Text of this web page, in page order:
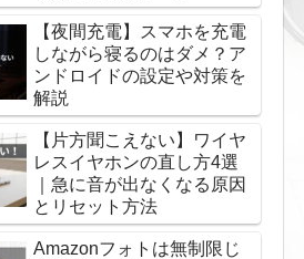
【夜間充電】スマホを充電
しながら寝るのはダメ？ア
ンドロイドの設定や対策を
解説
【片方聞こえない】ワイヤ
レスイヤホンの直し方4選
｜急に音が出なくなる原因
とリセット方法
Amazonフォトは無制限じ